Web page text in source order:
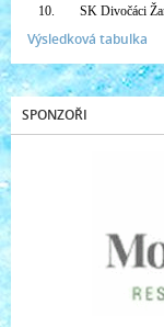
10.
SK Divočáci
Výsledková tabulka
SPONZOŘI